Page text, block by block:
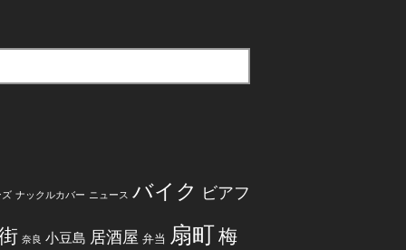
ズ ナックルカバー ニュース バイク ビアフ
奈良 小豆島 居酒屋 弁当 扇町梅